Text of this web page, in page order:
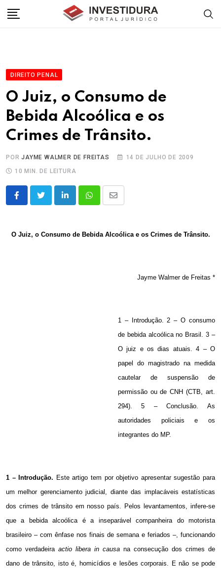
DIREITO PENAL
O Juiz, o Consumo de
Bebida Alcoólica e os
Crimes de Trânsito.
PORJAYME WALMER DE FREITAS
14 DE JULHO DE 2009
10 MIN. DE LEITURA
LinkedInWhatsappShare
Email
O Juiz, o Consumo de Bebida Alcoólica e os Crimes de Trânsito.
Jayme Walmer de Freitas *
1 – Introdução. 2 – O consumo
de bebida alcoólica no Brasil. 3 –
O juiz e os dias atuais. 4 – O
papel do magistrado na medida
cautelar de suspensão de
permissão ou de CNH (CTB, art.
294). 5 – Conclusão. As
autoridades policiais e os
integrantes do MP.
1 – Introdução. Este artigo tem por objetivo apresentar sugestão para
um melhor gerenciamento judicial, diante das implacáveis estatísticas
dos crimes de trânsito em nosso país. Pelos levantamentos, infere-se
que a bebida alcoólica é a inseparável companheira do motorista
brasileiro – com ênfase nos finais de semana e feriados –, funcionando
como verdadeira actio libera in causa na consecução dos crimes de
dano de trânsito, isto é, homicídios e lesões corporais. E não se pode